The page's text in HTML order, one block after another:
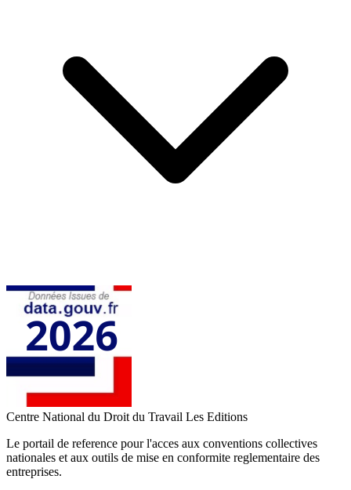
Centre National du Droit du Travail Les Editions
Le portail de reference pour l'acces aux conventions collectives
nationales et aux outils de mise en conformite reglementaire des
entreprises.